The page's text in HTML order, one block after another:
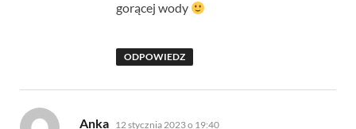
gorącej wody
ODPOWIEDZ
Anka pisze:
12 stycznia 2023 o 19:40